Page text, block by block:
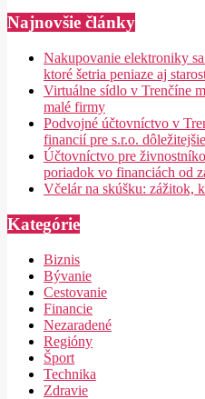
Najnovšie články
Nakupovanie elektroniky
ktoré šetria peniaze aj
Virtuálne sídlo v Trenčíne
malé firmy
Podvojné účtovníctvo v
financií pre s.r.o.
Účtovníctvo pre
poriadok vo financiách od
Včelár na skúšku: zážitok,
Kategórie
Biznis
Bývanie
Cestovanie
Financie
Nezaradené
Regióny
Šport
Technika
Zdravie